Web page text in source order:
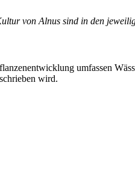
von Alnus sind in den
umfassen
wird.